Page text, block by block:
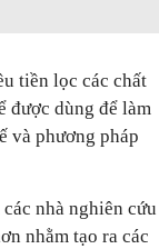
tiền lọc các chất
được dùng để làm
và phương pháp
nhà nghiên cứu
nhằm tạo ra các